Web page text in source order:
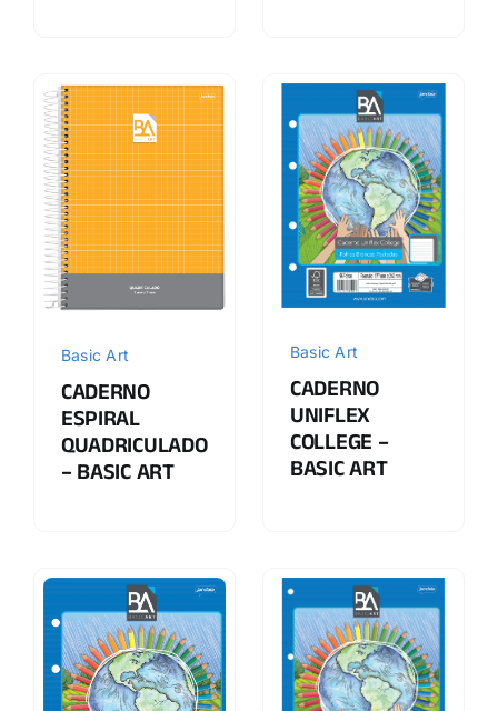
Basic Art
CADERNO
ESPIRAL
QUADRICULADO
– BASIC ART
Basic Art
CADERNO
UNIFLEX
COLLEGE –
BASIC ART